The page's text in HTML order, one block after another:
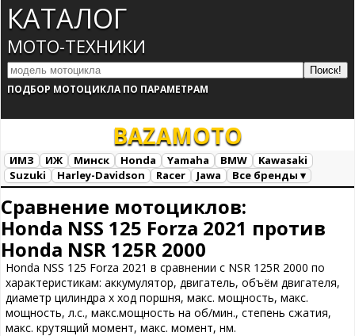
КАТАЛОГ
МОТО-ТЕХНИКИ
ПОДБОР МОТОЦИКЛА ПО ПАРАМЕТРАМ
BAZAMOTO
ИМЗ ИЖ Минск Honda Yamaha BMW
Kawasaki
Suzuki
Harley-Davidson Racer Jawa
Все бренды ▾
Сравнение мотоциклов:
Honda NSS 125 Forza 2021 против
Honda NSR 125R 2000
Honda NSS 125 Forza 2021 в сравнении с NSR 125R 2000 по
характеристикам: аккумулятор, двигатель, объём двигателя,
диаметр цилиндра х ход поршня, макс. мощность, макс.
мощность, л.с., макс.мощность на об/мин., степень сжатия,
макс. крутящий момент, макс. момент, нм.